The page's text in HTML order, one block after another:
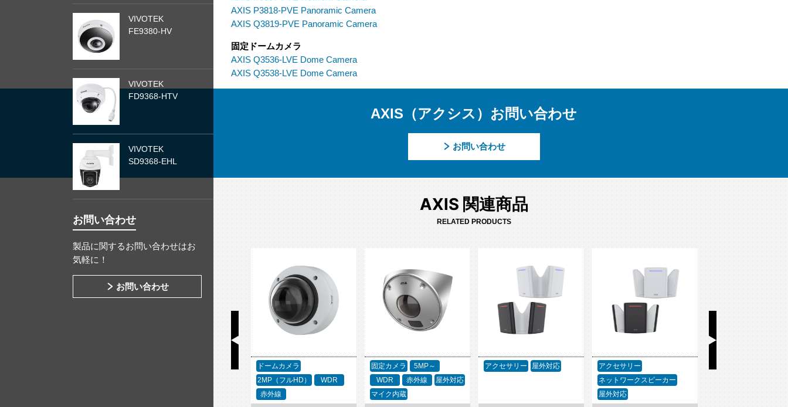
AXIS P3818-PVE Panoramic Camera
AXIS Q3819-PVE Panoramic Camera
固定ドームカメラ
AXIS Q3536-LVE Dome Camera
AXIS Q3538-LVE Dome Camera
AXIS（アクシス）お問い合わせ
お問い合わせ
AXIS 関連商品
RELATED PRODUCTS
赤外線
ドームカメラ
2MP（フルHD）
WDR
赤外線
固定カメラ
5MP～
WDR
赤外線
屋外対応
マイク内蔵
アクセサリー 屋外対応
アクセサリー
ネットワークスピーカー
屋外対応
アクセサリー
VIVOTEK
FE9380-HV
VIVOTEK
FD9368-HTV
VIVOTEK
SD9368-EHL
お問い合わせ
製品に関するお問い合わせはお
気軽に！
お問い合わせ